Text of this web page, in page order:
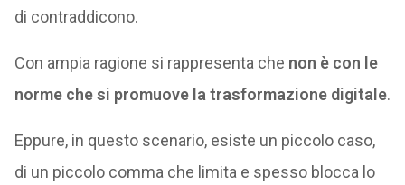
di contraddicono.
Con ampia ragione si rappresenta che non è con le
norme che si promuove la trasformazione digitale.
Eppure, in questo scenario, esiste un piccolo caso,
di un piccolo comma che limita e spesso blocca lo